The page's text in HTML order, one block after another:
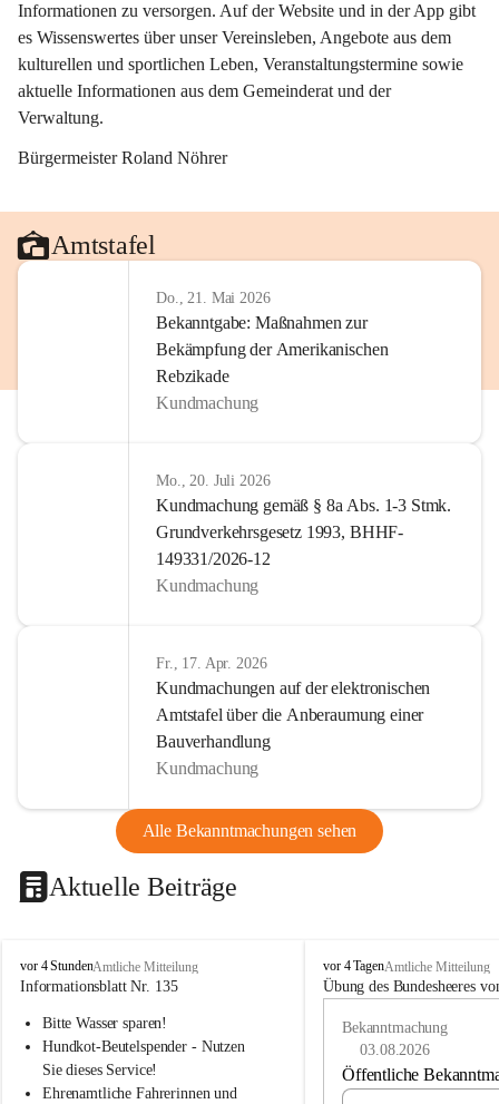
Informationen zu versorgen. Auf der Website und in der App gibt
es Wissenswertes über unser Vereinsleben, Angebote aus dem
kulturellen und sportlichen Leben, Veranstaltungstermine sowie
aktuelle Informationen aus dem Gemeinderat und der
Verwaltung.
Bürgermeister Roland Nöhrer
Amtstafel
Do., 21. Mai 2026
Bekanntgabe: Maßnahmen zur
Bekämpfung der Amerikanischen
Rebzikade
Kundmachung
Mo., 20. Juli 2026
Kundmachung gemäß § 8a Abs. 1-3 Stmk.
Grundverkehrsgesetz 1993, BHHF-
149331/2026-12
Kundmachung
Fr., 17. Apr. 2026
Kundmachungen auf der elektronischen
Amtstafel über die Anberaumung einer
Bauverhandlung
Kundmachung
Alle Bekanntmachungen sehen
Aktuelle Beiträge
B
u
h
vor 4 StundenAmtliche Mitteilung
Informationsblatt Nr. 135
Bitte Wasser sparen!
Hundkot-Beutelspender - Nutzen
Sie dieses Service!
Ehrenamtliche Fahrerinnen und
B
u
vor 4 TagenAmtliche Mitteilung
Übung des Bundesheeres
Bekanntmachung
03.08.2026
Öffentliche